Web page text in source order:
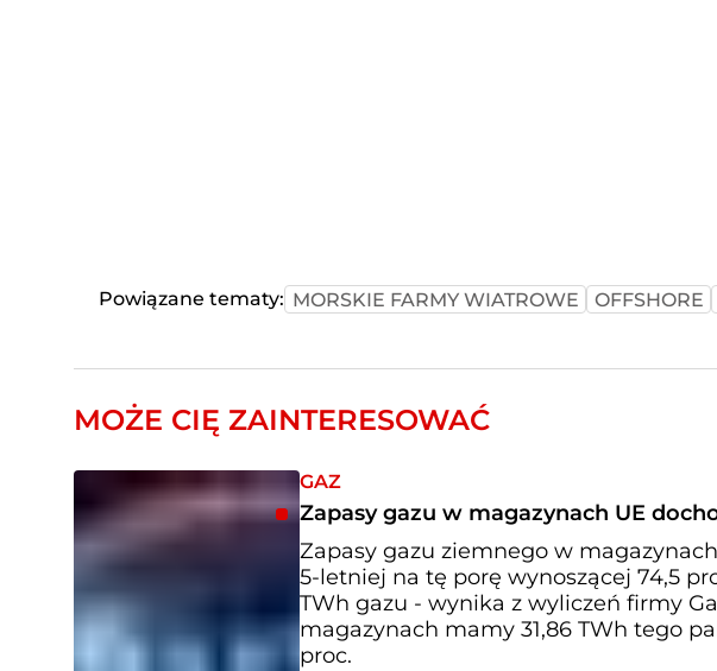
Powiązane tematy: MORSKIE FARMY WIATROWE OFFSHORE
MOŻE CIĘ ZAINTERESOWAĆ
GAZ
Zapasy gazu w magazynach UE
Zapasy gazu ziemnego w
5-letniej na tę porę wynoszącej 74,5
TWh gazu - wynika z wyliczeń firmy
magazynach mamy 31,86 TWh tego
proc.